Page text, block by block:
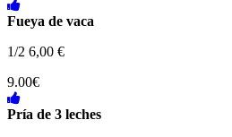
Fueya de vaca
1/2 6,00 €
9.00€
Pría de 3 leches